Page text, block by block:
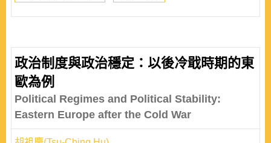
政治制度與政治穩定：以後冷戢時期的東
歐為例
Political Regimes and Political Stability:
Eastern Europe after the Cold War